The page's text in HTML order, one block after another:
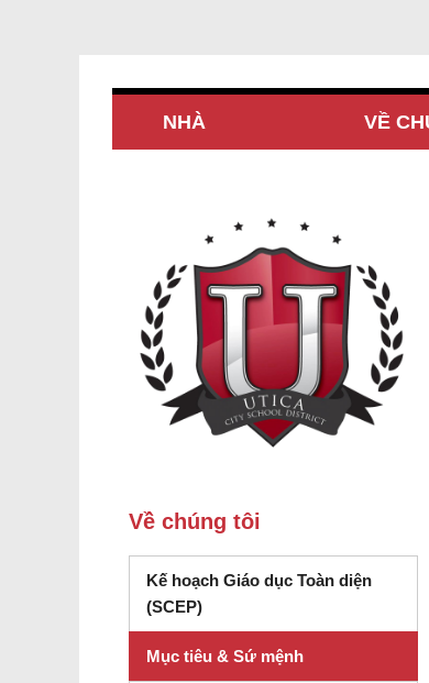
NHÀ VỀ
Về chúng tôi
Kế hoạch Giáo dục Toàn diện
(SCEP)
Mục tiêu & Sứ mệnh